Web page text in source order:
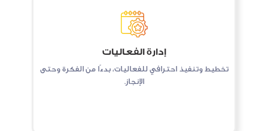
إدارة الفعاليات
تخطيط وتنفيذ احترافي للفعاليات، بدءًا من الفكرة وحتى
الإنجاز.